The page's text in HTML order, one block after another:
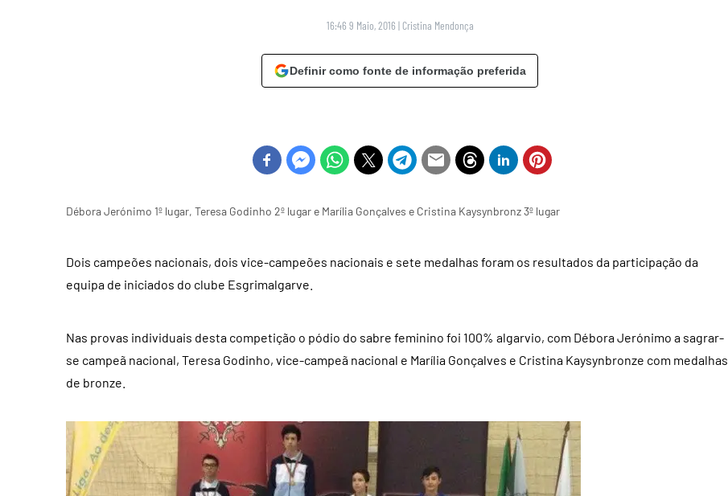
16:46 9 Maio, 2016 | Cristina Mendonça
Definir como fonte de informação preferida
Débora Jerónimo 1º lugar, Teresa Godinho 2º lugar e Marília Gonçalves e Cristina Kaysynbronz 3º lugar
Dois campeões nacionais, dois vice-campeões nacionais e sete medalhas foram os resultados da participação da
equipa de iniciados do clube Esgrimalgarve.
Nas provas individuais desta competição o pódio do sabre feminino foi 100% algarvio, com Débora Jerónimo a sagrar-
se campeã nacional, Teresa Godinho, vice-campeã nacional e Marília Gonçalves e Cristina Kaysynbronze com medalhas
de bronze.